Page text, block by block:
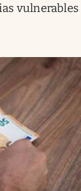
vulnerables